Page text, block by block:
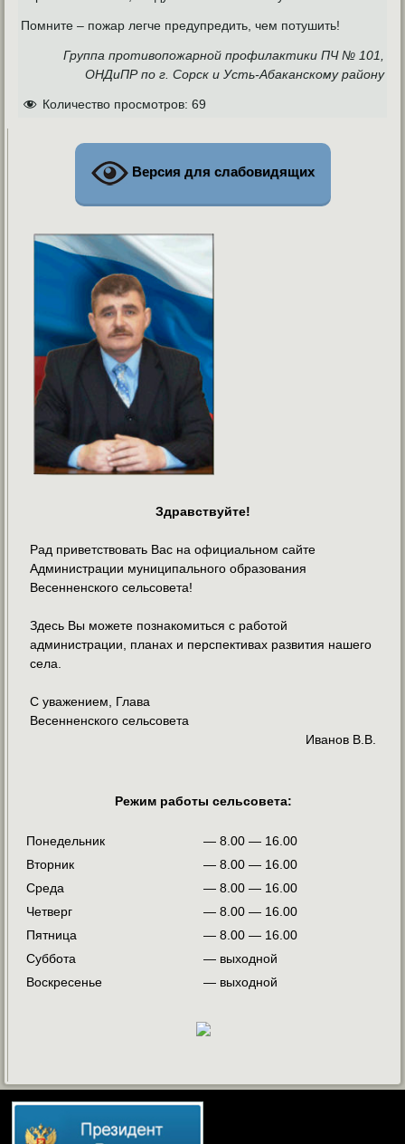
Помните – пожар легче предупредить, чем потушить!
Группа противопожарной профилактики ПЧ № 101,
ОНДиПР по г. Сорск и Усть-Абаканскому району
Количество просмотров: 69
Версия для слабовидящих
Здравствуйте!
Рад приветствовать Вас на официальном сайте
Администрации муниципального образования
Весенненского сельсовета!
Здесь Вы можете познакомиться с работой
администрации, планах и перспективах развития нашего
села.
С уважением, Глава
Весенненского сельсовета
Иванов В.В.
Режим работы сельсовета:
Понедельник
— 8.00 — 16.00
Вторник
— 8.00 — 16.00
Среда
— 8.00 — 16.00
Четверг
— 8.00 — 16.00
Пятница
— 8.00 — 16.00
Суббота
— выходной
Воскресенье
— выходной